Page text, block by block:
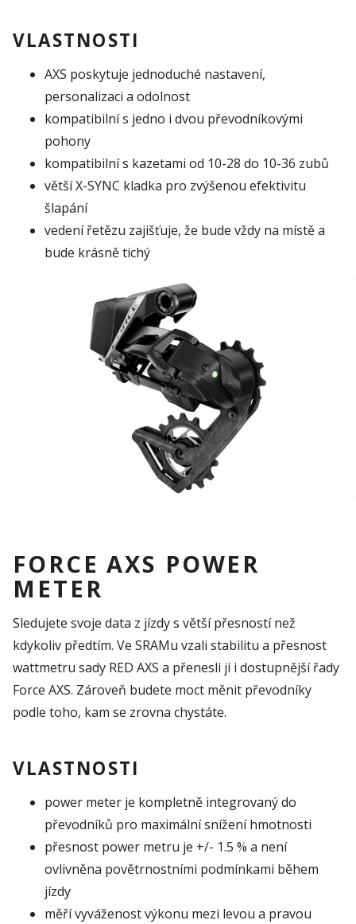
VLASTNOSTI
AXS poskytuje jednoduché nastavení,
personalizaci a odolnost
kompatibilní s jedno i dvou převodníkovými
pohony
kompatibilní s kazetami od 10-28 do 10-36 zubů
větší X-SYNC kladka pro zvýšenou efektivitu
šlapání
vedení řetězu zajišťuje, že bude vždy na místě a
bude krásně tichý
FORCE AXS POWER
METER
Sledujete svoje data z jízdy s větší přesností než
kdykoliv předtím. Ve SRAMu vzali stabilitu a přesnost
wattmetru sady RED AXS a přenesli ji i dostupnější řady
Force AXS. Zároveň budete moct měnit převodníky
podle toho, kam se zrovna chystáte.
VLASTNOSTI
power meter je kompletně integrovaný do
převodníků pro maximální snížení hmotnosti
přesnost power metru je +/- 1.5 % a není
ovlivněna povětrnostními podmínkami během
jízdy
měří vyváženost výkonu mezi levou a pravou